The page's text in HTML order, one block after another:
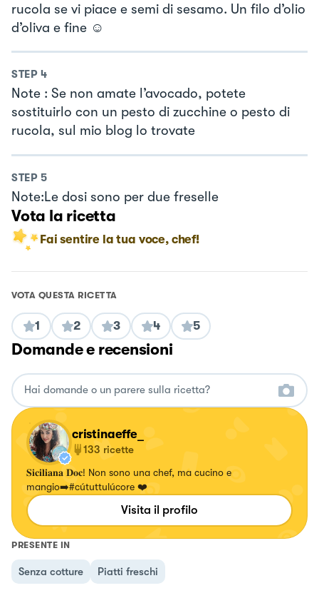
rucola se vi piace e semi di sesamo. Un filo d’olio
d’oliva e fine ☺️
STEP 4
Note : Se non amate l’avocado, potete
sostituirlo con un pesto di zucchine o pesto di
rucola, sul mio blog lo trovate
STEP 5
Note:Le dosi sono per due freselle
Vota la ricetta
Fai sentire la tua voce, chef!
VOTA QUESTA RICETTA
1 2 3 4 5
Domande e recensioni
cristinaeffe_
133 ricette
𝐒𝐢𝐜𝐢𝐥𝐢𝐚𝐧𝐚 𝐃𝐨𝐜! Non sono una chef, ma cucino e
mangio➡️#cútuttulúcore ❤️
Visita il profilo
PRESENTE IN
Senza cotture Piatti freschi